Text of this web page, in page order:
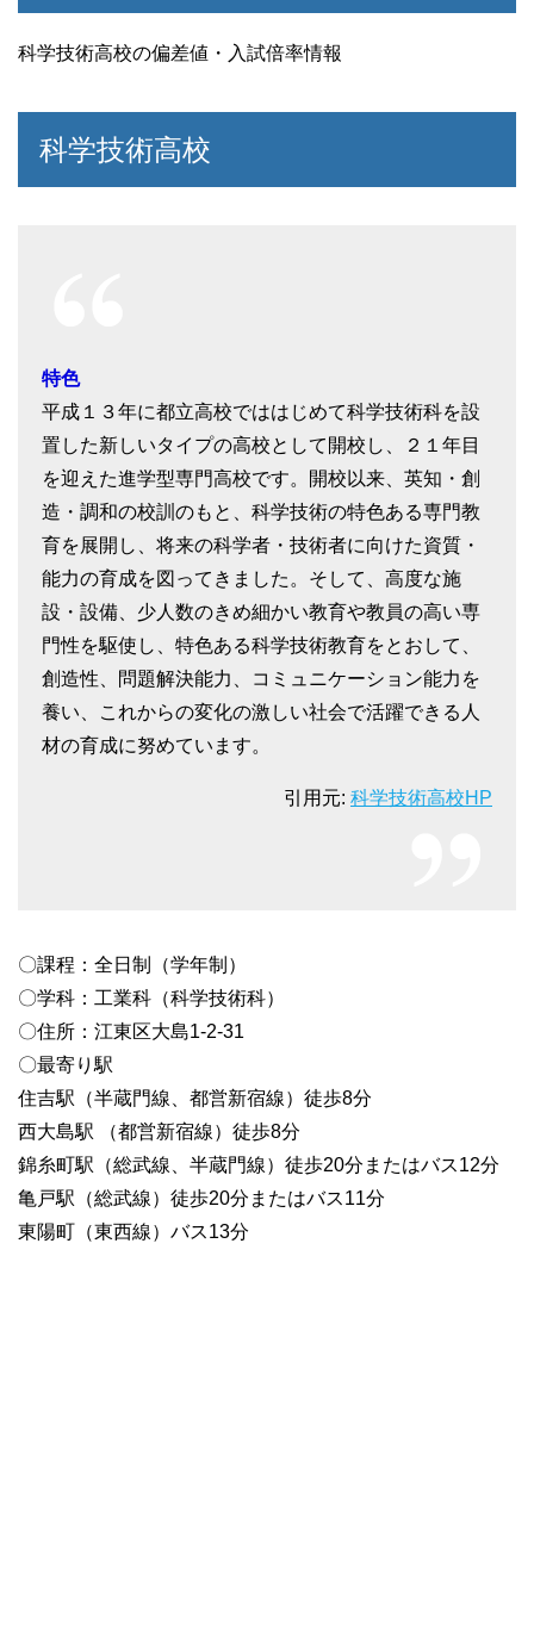
科学技術高校の偏差値・入試倍率情報
科学技術高校
特色
平成１３年に都立高校でははじめて科学技術科を設
置した新しいタイプの高校として開校し、２１年目
を迎えた進学型専門高校です。開校以来、英知・創
造・調和の校訓のもと、科学技術の特色ある専門教
育を展開し、将来の科学者・技術者に向けた資質・
能力の育成を図ってきました。そして、高度な施
設・設備、少人数のきめ細かい教育や教員の高い専
門性を駆使し、特色ある科学技術教育をとおして、
創造性、問題解決能力、コミュニケーション能力を
養い、これからの変化の激しい社会で活躍できる人
材の育成に努めています。
引用元: 科学技術高校HP
〇課程：全日制（学年制）
〇学科：工業科（科学技術科）
〇住所：江東区大島1-2-31
〇最寄り駅
住吉駅（半蔵門線、都営新宿線）徒歩8分
西大島駅 （都営新宿線）徒歩8分
錦糸町駅（総武線、半蔵門線）徒歩20分またはバス12分
亀戸駅（総武線）徒歩20分またはバス11分
東陽町（東西線）バス13分